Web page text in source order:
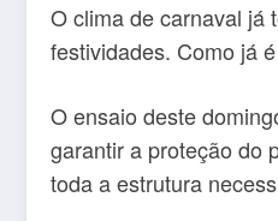
O clima de carnaval já
festividades. Como já
O ensaio deste
garantir a proteção do
toda a estrutura